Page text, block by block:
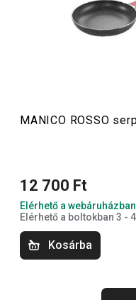
konyhád. Az edények
tapadásmentes
MANICO ROSSO
12 700 Ft
Elérhető a webáruházban
Elérhető a boltokban 3 -
Kosárba